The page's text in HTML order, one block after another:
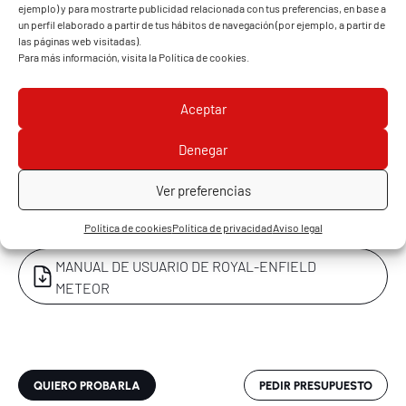
ejemplo) y para mostrarte publicidad relacionada con tus preferencias, en base a
un perfil elaborado a partir de tus hábitos de navegación (por ejemplo, a partir de
las páginas web visitadas).
Para más información, visita laPolítica de cookies
Aceptar
Denegar
Ver preferencias
Política de cookiesPolítica de privacidadAviso legal
Potencia máxima
14,87 kW (20,2 CV) / 6100
rpm
Par máximo 27 Nm / 4000 rpm
Inyección electrónica
5 velocidades
Transmisión secundaria Cadena
Arranque Eléctrico
Ralentí 1050 ± 100 rpm
Aceite de motor
SAE 15W50 API SL, JASO
DOCUMENTOS
MANUAL DE USUARIO DE ROYAL-ENFIELD
METEOR
QUIERO PROBARLA PEDIR PRESUPUESTO